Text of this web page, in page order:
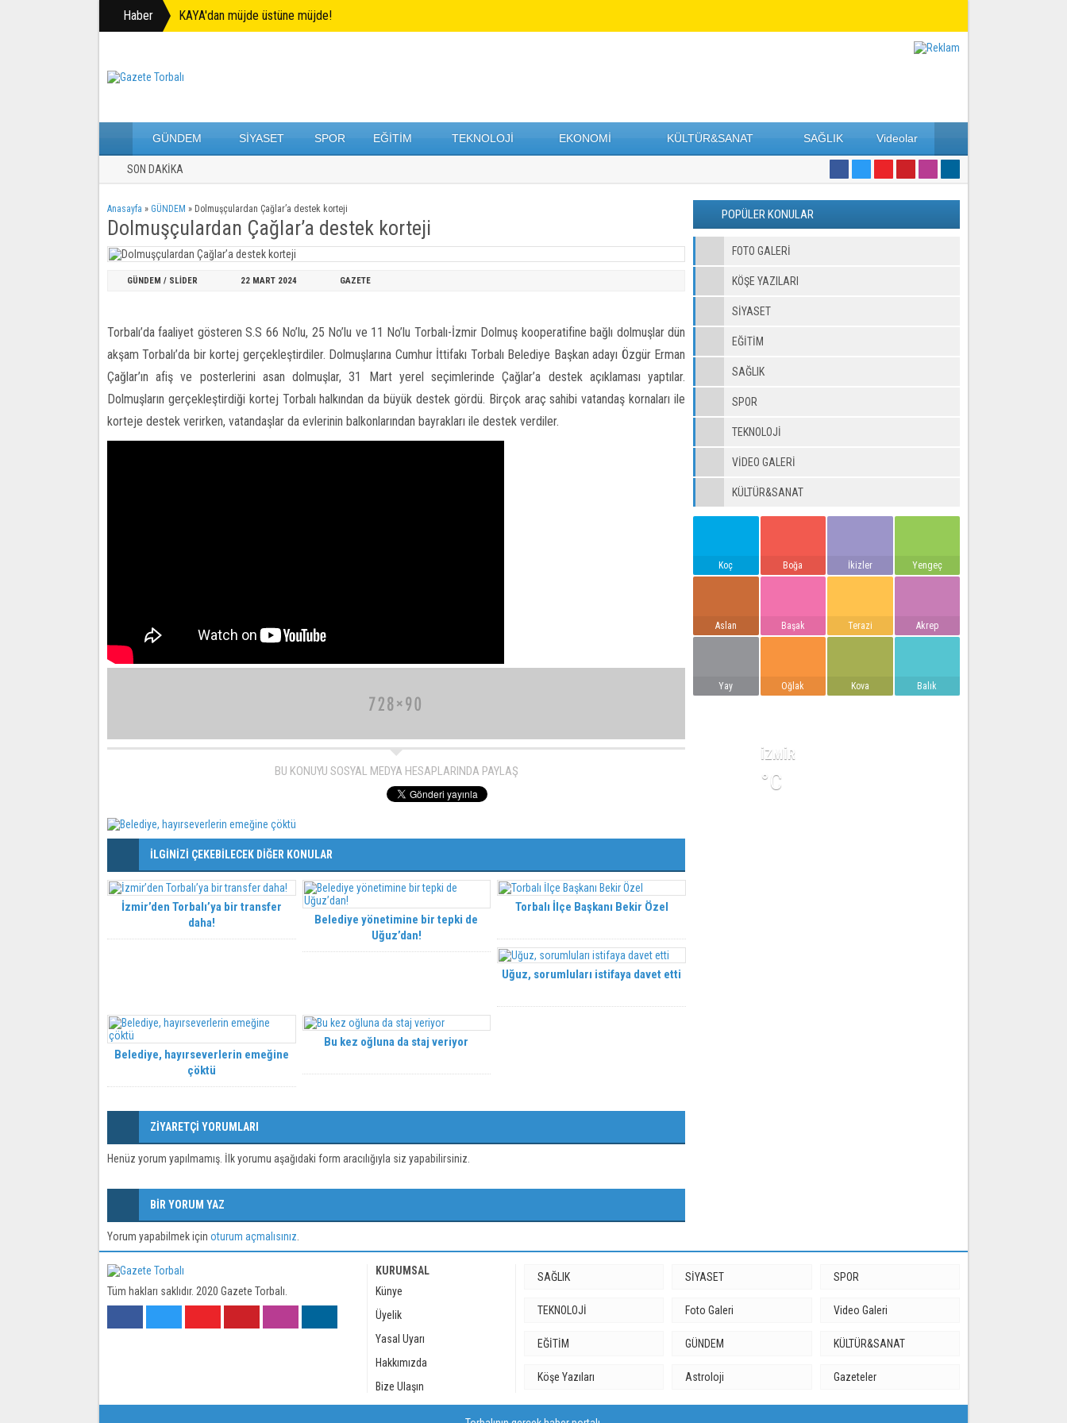
Haber KAYA'dan müjde üstüne müjde!
GÜNDEM SİYASET SPOR EĞİTİM TEKNOLOJİ EKONOMİ KÜLTÜR&SANAT SAĞLIK Videolar
SON DAKİKA
Anasayfa » GÜNDEM » Dolmuşçulardan Çağlar’a destek korteji
Dolmuşçulardan Çağlar’a destek korteji
GÜNDEM / SLİDER 22 MART 2024 GAZETE
Torbalı’da faaliyet gösteren S.S 66 No’lu, 25 No’lu ve 11 No’lu Torbalı-İzmir Dolmuş kooperatifine bağlı dolmuşlar dün
akşam Torbalı’da bir kortej gerçekleştirdiler. Dolmuşlarına Cumhur İttifakı Torbalı Belediye Başkan adayı Özgür Erman
Çağlar’ın afiş ve posterlerini asan dolmuşlar, 31 Mart yerel seçimlerinde Çağlar’a destek açıklaması yaptılar.
Dolmuşların gerçekleştirdiği kortej Torbalı halkından da büyük destek gördü. Birçok araç sahibi vatandaş kornaları ile
korteje destek verirken, vatandaşlar da evlerinin balkonlarından bayrakları ile destek verdiler.
BU KONUYU SOSYAL MEDYA HESAPLARINDA PAYLAŞ
İLGİNİZİ ÇEKEBİLECEK DİĞER KONULAR
İzmir’den Torbalı’ya bir transfer
daha!
Belediye yönetimine bir tepki de
Uğuz’dan!
Torbalı İlçe Başkanı Bekir Özel
Uğuz, sorumluları istifaya davet etti
Belediye, hayırseverlerin emeğine
çöktü
Bu kez oğluna da staj veriyor
ZİYARETÇİ YORUMLARI
Henüz yorum yapılmamış. İlk yorumu aşağıdaki form aracılığıyla siz yapabilirsiniz.
BİR YORUM YAZ
Yorum yapabilmek için oturum açmalısınız
POPÜLER KONULAR
FOTO GALERI
KÖŞE YAZILARI
SİYASET
EĞİTİM
SAĞLIK
SPOR
TEKNOLOJİ
VIDEO GALERI
KÜLTÜR&SANAT
Koç Boğa İkizler Yengeç
Aslan Başak Terazi Akrep
Yay Oğlak Kova Balık
İZMİR
°C
Tüm hakları saklıdır. 2020 Gazete Torbalı.
KURUMSAL
Künye
Üyelik
Yasal Uyarı
Hakkımızda
Bize Ulaşın
SAĞLIK SİYASET SPOR
TEKNOLOJİ Foto Galeri Video Galeri
EĞİTİM GÜNDEM KÜLTÜR&SANAT
Köşe Yazıları Astroloji Gazeteler